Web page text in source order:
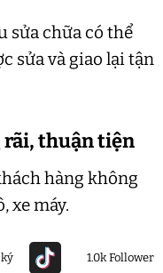
sửa chữa có thể
sửa và giao lại tận
rãi, thuận tiện
hàng không
xe máy.
1.0k Follower